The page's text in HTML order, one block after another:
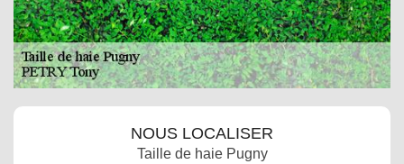
NOUS LOCALISER
Taille de haie Pugny